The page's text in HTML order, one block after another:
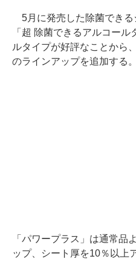
5月に発売した除菌できる
「超 除菌できるアルコー
ルタイプが好評なことから
のラインアップを追加する。
「パワープラス」は通常品
ップ、シート厚を10％以上